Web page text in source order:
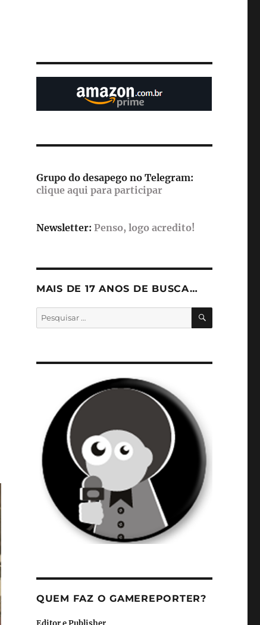
Grupo do desapego no Telegram:
clique aqui para participar
Newsletter: Penso, logo acredito!
MAIS DE 17 ANOS DE BUSCA…
Pesquisar
por:
QUEM FAZ O GAMEREPORTER?